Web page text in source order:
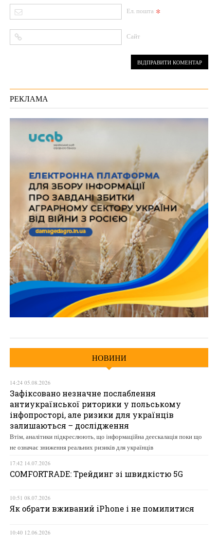
Ел. пошта *
Сайт
РЕКЛАМА
НОВИНИ
14:24 05.08.2026
Зафіксовано незначне послаблення
антиукраїнської риторики у польському
інфопросторі, але ризики для українців
залишаються – дослідження
Втім, аналітики підкреслюють, що інформаційна деескалація поки що
не означає зниження реальних ризиків для українців
17:42 14.07.2026
COMFORTRADE: Трейдинг зі швидкістю 5G
10:51 08.07.2026
Як обрати вживаний iPhone і не помилитися
10:40 12.06.2026